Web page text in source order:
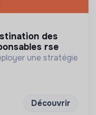
rse
une stratégie
Découvrir